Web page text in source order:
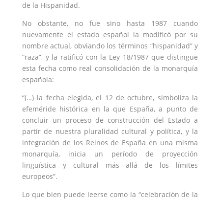
de la Hispanidad.
No obstante, no fue sino hasta 1987 cuando
nuevamente el estado español la modificó por su
nombre actual, obviando los términos “hispanidad” y
“raza”, y la ratificó con la Ley 18/1987 que distingue
esta fecha como real consolidación de la monarquía
española:
“(…) la fecha elegida, el 12 de octubre, simboliza la
efeméride histórica en la que España, a punto de
concluir un proceso de construcción del Estado a
partir de nuestra pluralidad cultural y política, y la
integración de los Reinos de España en una misma
monarquía, inicia un período de proyección
lingüística y cultural más allá de los límites
europeos”.
Lo que bien puede leerse como la “celebración de la